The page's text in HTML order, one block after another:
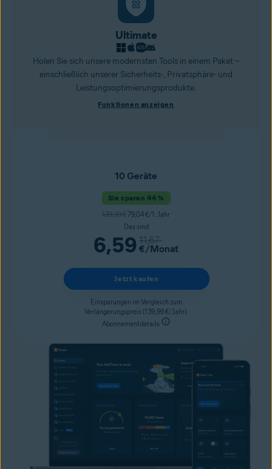
Ultimate
Holen Sie sich unsere modernsten Tools in einem Paket –
einschließlich unserer Sicherheits-, Privatsphäre- und
Leistungsoptimierungsprodukte.
Funktionen anzeigen
10 Geräte
Sie sparen 44 %
139,99 € 79,04 €/1. Jahr
Das sind
6,59 11,67
€/Monat
Jetzt kaufen
Einsparungen im Vergleich zum
Verlängerungspreis (139,99 €/Jahr).
Abonnementdetails